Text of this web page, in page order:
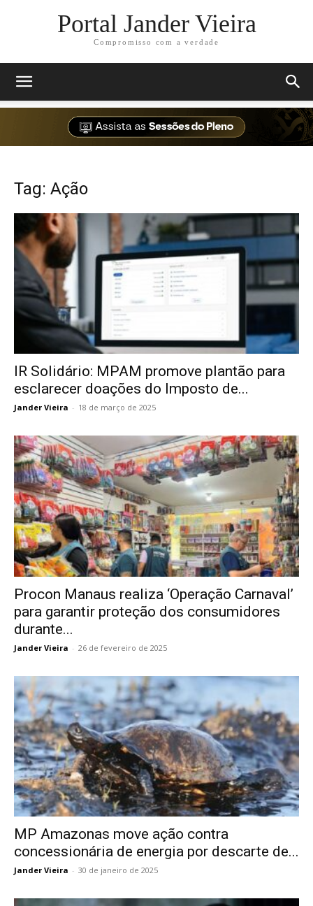
Portal Jander Vieira
Compromisso com a verdade
Tag: Ação
IR Solidário: MPAM promove plantão para
esclarecer doações do Imposto de...
Jander Vieira - 18 de março de 2025
Procon Manaus realiza ‘Operação Carnaval’
para garantir proteção dos consumidores
durante...
Jander Vieira - 26 de fevereiro de 2025
MP Amazonas move ação contra
concessionária de energia por descarte de...
Jander Vieira - 30 de janeiro de 2025